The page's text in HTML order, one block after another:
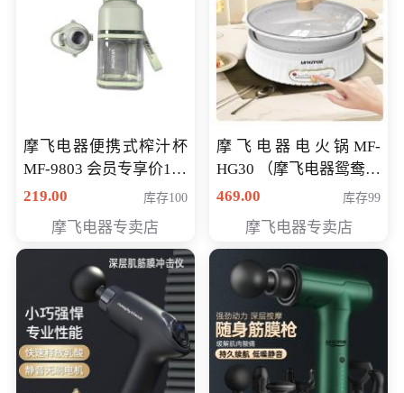
摩飞电器便携式榨汁杯
MF-9803 会员专享价138
元
219.00 库存100
摩飞电器专卖店
摩飞电器电火锅MF-
HG30 （摩飞电器鸳鸯锅
MF-HG30 ） 会员专享价
469.00 库存99
摩飞电器专卖店